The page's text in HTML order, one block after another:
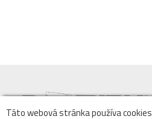
Táto webová stránka používa cookies